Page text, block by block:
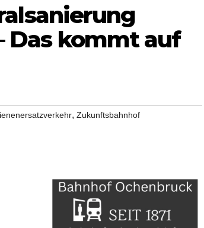
Das kommt auf
, Zukunftsbahnhof